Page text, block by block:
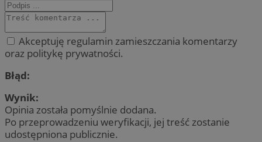
Akceptuję regulamin zamieszczania komentarzy
oraz politykę prywatności.
Błąd:
Wynik:
Opinia została pomyślnie dodana.
Po przeprowadzeniu weryfikacji, jej treść zostanie
udostępniona publicznie.